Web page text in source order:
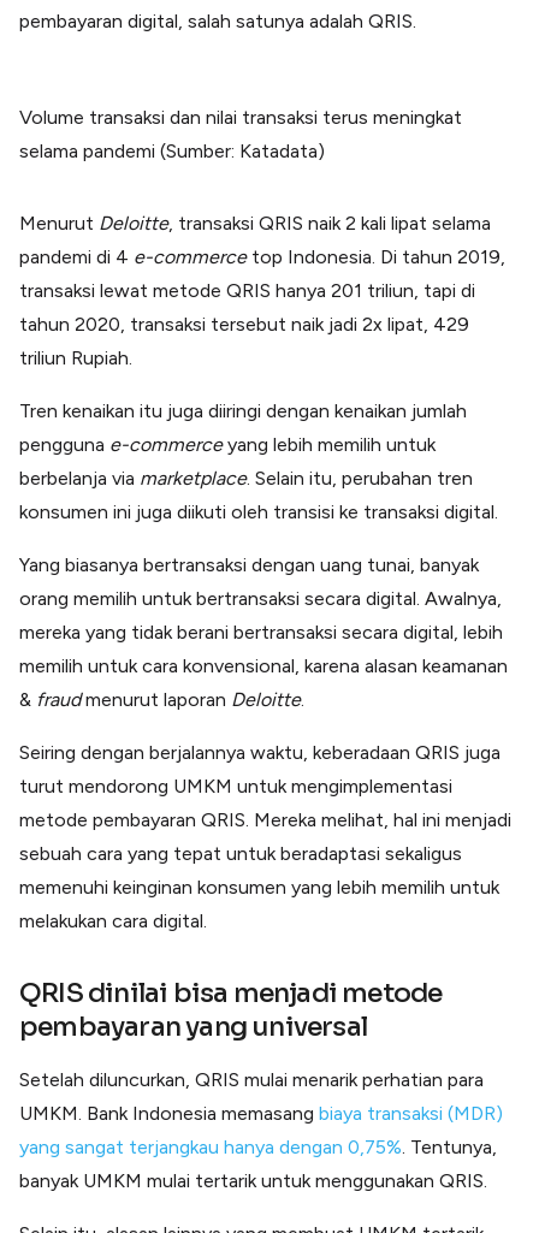
pembayaran digital, salah satunya adalah QRIS.
Volume transaksi dan nilai transaksi terus meningkat
selama pandemi (Sumber: Katadata)
Menurut Deloitte, transaksi QRIS naik 2 kali lipat selama
pandemi di 4 e-commerce top Indonesia. Di tahun 2019,
transaksi lewat metode QRIS hanya 201 triliun, tapi di
tahun 2020, transaksi tersebut naik jadi 2x lipat, 429
triliun Rupiah.
Tren kenaikan itu juga diiringi dengan kenaikan jumlah
pengguna e-commerceyang lebih memilih untuk
berbelanja via marketplace. Selain itu, perubahan tren
konsumen ini juga diikuti oleh transisi ke transaksi digital.
Yang biasanya bertransaksi dengan uang tunai, banyak
orang memilih untuk bertransaksi secara digital. Awalnya,
mereka yang tidak berani bertransaksi secara digital, lebih
memilih untuk cara konvensional, karena alasan keamanan
& fraudmenurut laporan Deloitte.
Seiring dengan berjalannya waktu, keberadaan QRIS juga
turut mendorong UMKM untuk mengimplementasi
metode pembayaran QRIS. Mereka melihat, hal ini menjadi
sebuah cara yang tepat untuk beradaptasi sekaligus
memenuhi keinginan konsumen yang lebih memilih untuk
melakukan cara digital.
QRIS dinilai bisa menjadi metode
pembayaran yang universal
Setelah diluncurkan, QRIS mulai menarik perhatian para
UMKM. Bank Indonesia memasang biaya transaksi (MDR)
yang sangat terjangkau hanya dengan 0,75%. Tentunya,
banyak UMKM mulai tertarik untuk menggunakan QRIS.